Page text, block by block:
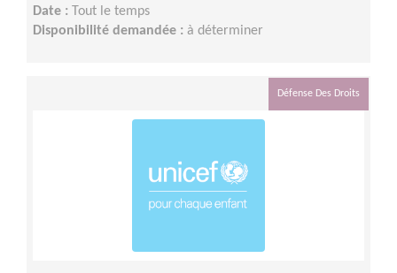
Date :
Tout le temps
Disponibilité demandée : à déterminer
Défense Des Droits